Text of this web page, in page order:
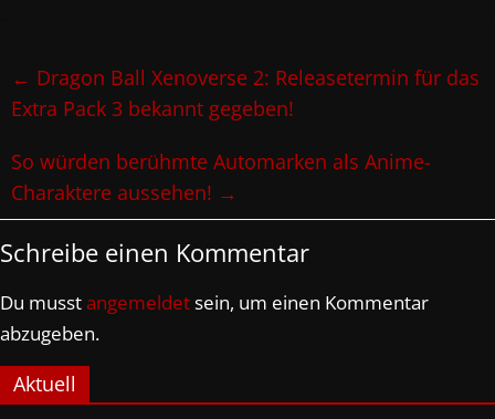
← Dragon Ball Xenoverse 2: Releasetermin für das
Extra Pack 3 bekannt gegeben!
So würden berühmte Automarken als Anime-
Charaktere aussehen! →
Schreibe einen Kommentar
Du musstangemeldetsein, um einen Kommentar
abzugeben.
Aktuell